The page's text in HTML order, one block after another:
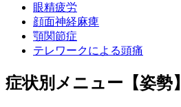
眼精疲労
顔面神経麻痺
顎関節症
テレワークによる頭痛
症状別メニュー【姿勢】